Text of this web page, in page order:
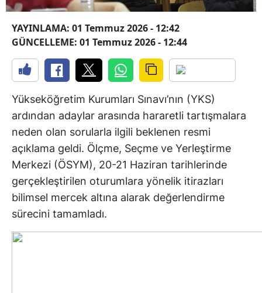
YAYINLAMA: 01 Temmuz 2026 - 12:42
GÜNCELLEME: 01 Temmuz 2026 - 12:44
Yükseköğretim Kurumları Sınavı’nın (YKS)
ardından adaylar arasında hararetli tartışmalara
neden olan sorularla ilgili beklenen resmi
açıklama geldi. Ölçme, Seçme ve Yerleştirme
Merkezi (ÖSYM), 20-21 Haziran tarihlerinde
gerçekleştirilen oturumlara yönelik itirazları
bilimsel mercek altına alarak değerlendirme
sürecini tamamladı.